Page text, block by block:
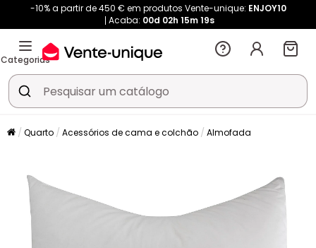
-10% a partir de 450 € em produtos Vente-unique: ENJOY10
Acaba: 00d 02h 15m 19s
Categorias
Quarto Acessórios de cama e colchão Almofada